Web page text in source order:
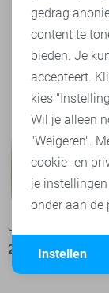
Jacqueline de
20,00 39,99
gedrag
content te
bieden. Je
accepteert.
kies
Wil je alleen
"Weigeren".
cookie- en
je
onder aan de
Instellen